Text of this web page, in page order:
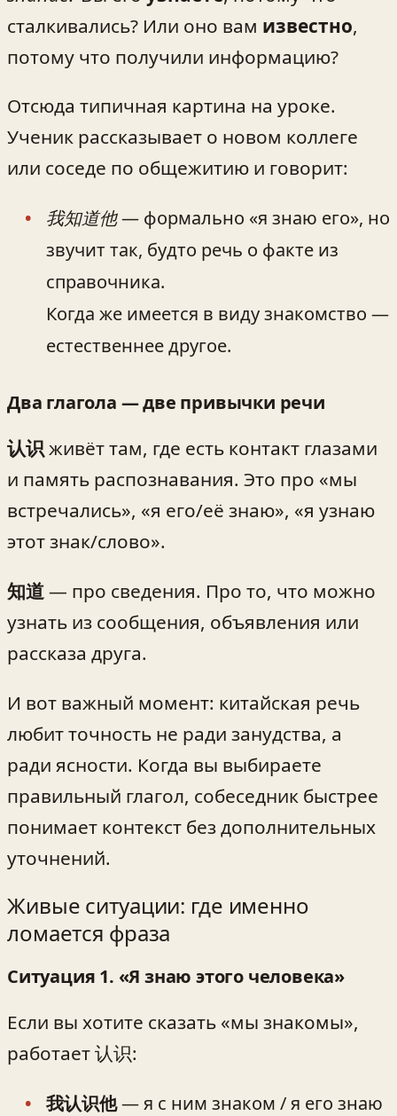
сталкивались? Или оно вам известно,
потому что получили информацию?
Отсюда типичная картина на уроке.
Ученик рассказывает о новом коллегe
или соседе по общежитию и говорит:
我知道他— формально «я знаю его», но
звучит так, будто речь о факте из
справочника.
Когда же имеется в виду знакомство —
естественнее другое.
Два глагола — две привычки речи
认识живёт там, где есть контакт глазами
и память распознавания. Это про «мы
встречались», «я его/её знаю», «я узнаю
этот знак/слово».
知道— про сведения. Про то, что можно
узнать из сообщения, объявления или
рассказа друга.
И вот важный момент: китайская речь
любит точность не ради занудства, а
ради ясности. Когда вы выбираете
правильный глагол, собеседник быстрее
понимает контекст без дополнительных
уточнений.
Живые ситуации: где именно
ломается фраза
Ситуация 1. «Я знаю этого человека»
Если вы хотите сказать «мы знакомы»,
работает 认识:
我认识他— я с ним знаком / я его знаю